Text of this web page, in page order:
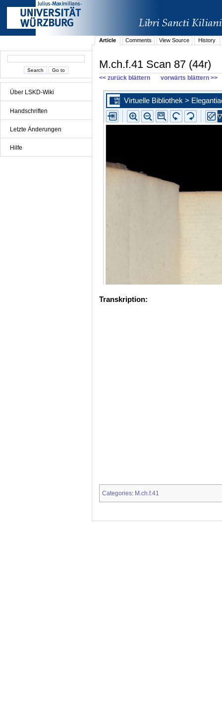
Über LSKD-Wiki
Handschriften
Letzte Änderungen
Hilfe
Article Comments View Source History
M.ch.f.41 Scan 87 (44r)
<< zurück blättern vorwärts blättern >>
Transkription:
Categories: M.ch.f.41